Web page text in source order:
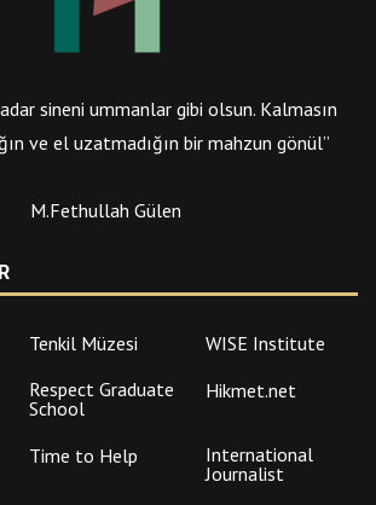
sineni ummanlar gibi olsun. Kalmasın
ve el uzatmadığın bir mahzun gönül”
M.Fethullah Gülen
Tenkil Müzesi
WISE Institute
Respect Graduate
School
Hikmet.net
Time to Help
International
Journalist